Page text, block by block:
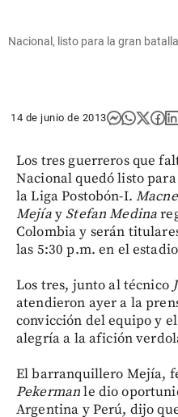
Nacional, listo para la gran
14 de junio de 2013
Los tres guerreros que
Nacional quedó listo
la Liga Postobón-I.
Mejíay Stefan Medina
Colombia y serán
las 5:30 p.m. en el
Los tres, junto al técnico
atendieron ayer a la
convicción del equipo y
alegría a la afición
El barranquillero Mejía,
Pekermanle dio
Argentina y Perú, dijo